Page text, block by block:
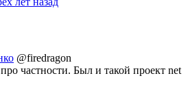
@firedragon
частности. Был и такой проект net